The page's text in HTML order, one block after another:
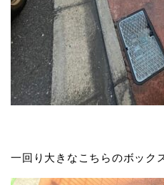
一回り大きなこちらのボック